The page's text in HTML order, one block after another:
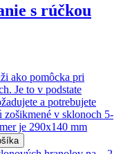
s rúčkou
ako pomôcka pri
Je to v podstate
a potrebujete
v sklonoch 5-
je 290x140 mm